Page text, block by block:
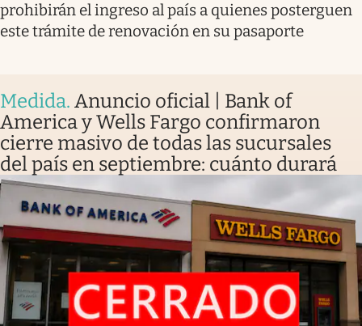
prohibirán el ingreso al país a quienes posterguen
este trámite de renovación en su pasaporte
Medida. Anuncio oficial | Bank of
America y Wells Fargo confirmaron
cierre masivo de todas las sucursales
del país en septiembre: cuánto durará